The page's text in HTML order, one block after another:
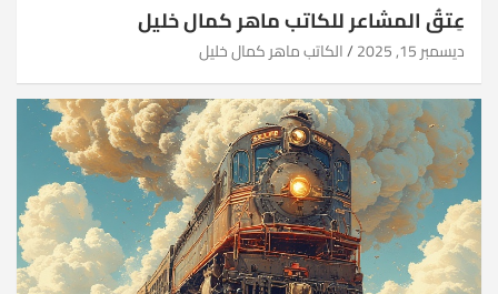
عِتقُ المشاعر للكاتب ماهر كمال خليل
ديسمبر 15, 2025 الكاتب ماهر كمال خليل